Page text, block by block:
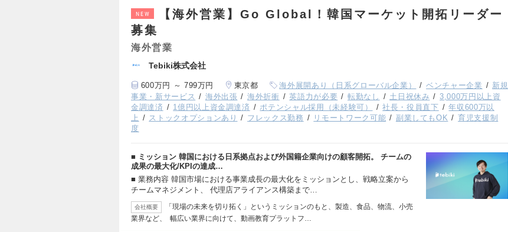
NEW
【海外営業】Go Global！韓国マーケット開拓リーダー
募集
海外営業
Tebiki株式会社
600万円 ～ 799万円 東京都 海外展開あり（日系グローバル企業） ベンチャー企業
新規
事業・新サービス
海外出張 海外折衝 英語力が必要 転勤なし 土日祝休み
3,000万円以上資
金調達済
1億円以上資金調達済 ポテンシャル採用（未経験可） 社長・役員直下
年収600万以
上
ストックオプションあり フレックス勤務 リモートワーク可能 副業してもOK
育児支援制
度
■ ミッション 韓国における日系拠点および外国籍企業向けの顧客開拓。 チームの
成果の最大化/KPIの達成…
■ 業務内容 韓国市場における事業成長の最大化をミッションとし、戦略立案から
チームマネジメント、 代理店アライアンス構築まで…
会社概要
「現場の未来を切り拓く」というミッションのもと、製造、食品、物流、小売
業界など、 幅広い業界に向けて、動画教育プラットフ…